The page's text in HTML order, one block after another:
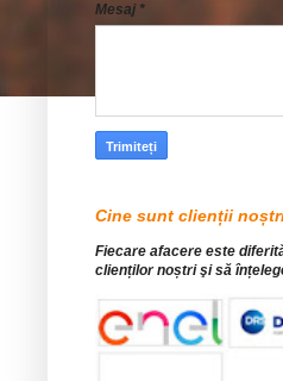
Mesaj *
Cine sunt clienții
Fiecare afacere este
clienților noștri şi să